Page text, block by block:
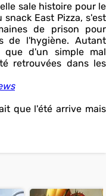
sale histoire pour le
East Pizza, s'est
de prison pour
de l'hygiène. Autant
d'un simple mal
retrouvées dans les
que l'été arrive mais